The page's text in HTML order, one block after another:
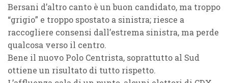
Bersani d’altro canto è un buon candidato, ma troppo
“grigio” e troppo spostato a sinistra; riesce a
raccogliere consensi dall’estrema sinistra, ma perde
qualcosa verso il centro.
Bene il nuovo Polo Centrista, soprattutto al Sud
ottiene un risultato di tutto rispetto.